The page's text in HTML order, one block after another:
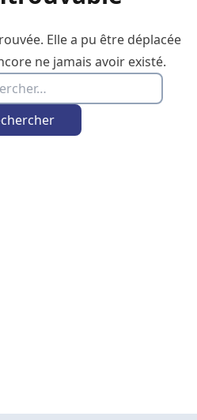
Elle a pu être déplacée
ne jamais avoir existé.